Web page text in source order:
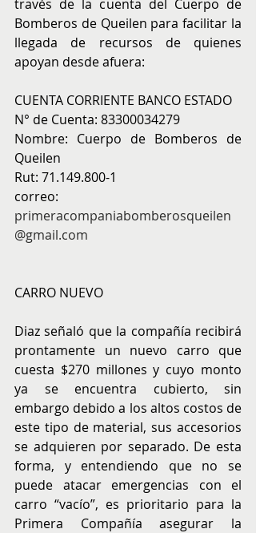
través de la cuenta del Cuerpo de
Bomberos de Queilen para facilitar la
llegada de recursos de quienes
apoyan desde afuera:
CUENTA CORRIENTE BANCO ESTADO
N° de Cuenta: 83300034279
Nombre: Cuerpo de Bomberos de
Queilen
Rut: 71.149.800-1
primeracompaniabomberosqueilen
@gmail.com
CARRO NUEVO
Diaz señaló que la compañía recibirá
prontamente un nuevo carro que
cuesta $270 millones y cuyo monto
ya se encuentra cubierto, sin
embargo debido a los altos costos de
este tipo de material, sus accesorios
se adquieren por separado. De esta
forma, y entendiendo que no se
puede atacar emergencias con el
carro “vacío”, es prioritario para la
Primera Compañía asegurar la